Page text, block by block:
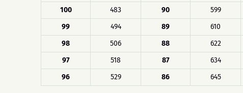
100
483 90 599
99
494 89 610
98
506 88 622
97
518 87 634
96
529 86 645